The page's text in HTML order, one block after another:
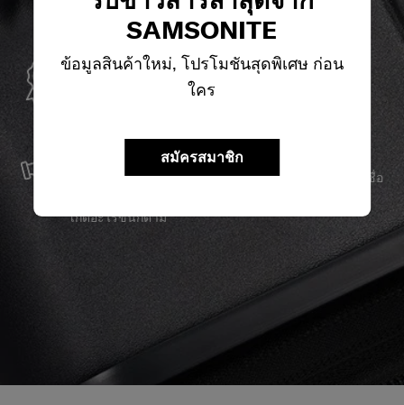
SAMSONITE
ข้อมูลสินค้าใหม่, โปรโมชันสุดพิเศษ ก่อน
ใคร
สมัครสมาชิก
การรับประกันทั่วโลก
บริการและซ่อมแซม
เราผลิตสินค้าด้วยวัสดุที่ดีที่สุด พร้อมบริการสนับสนุนที่เชื่อ
เกิดอะไรขึ้นก็ตาม